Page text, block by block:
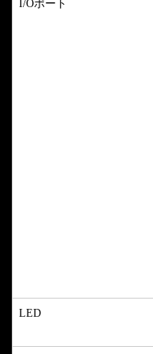
I/Oポート
LED